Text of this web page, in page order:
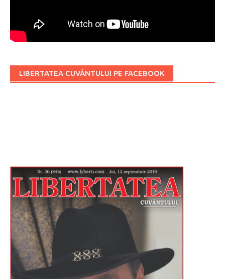
LIBERTATEA CUVÂNTULUI PE FACEBOOK